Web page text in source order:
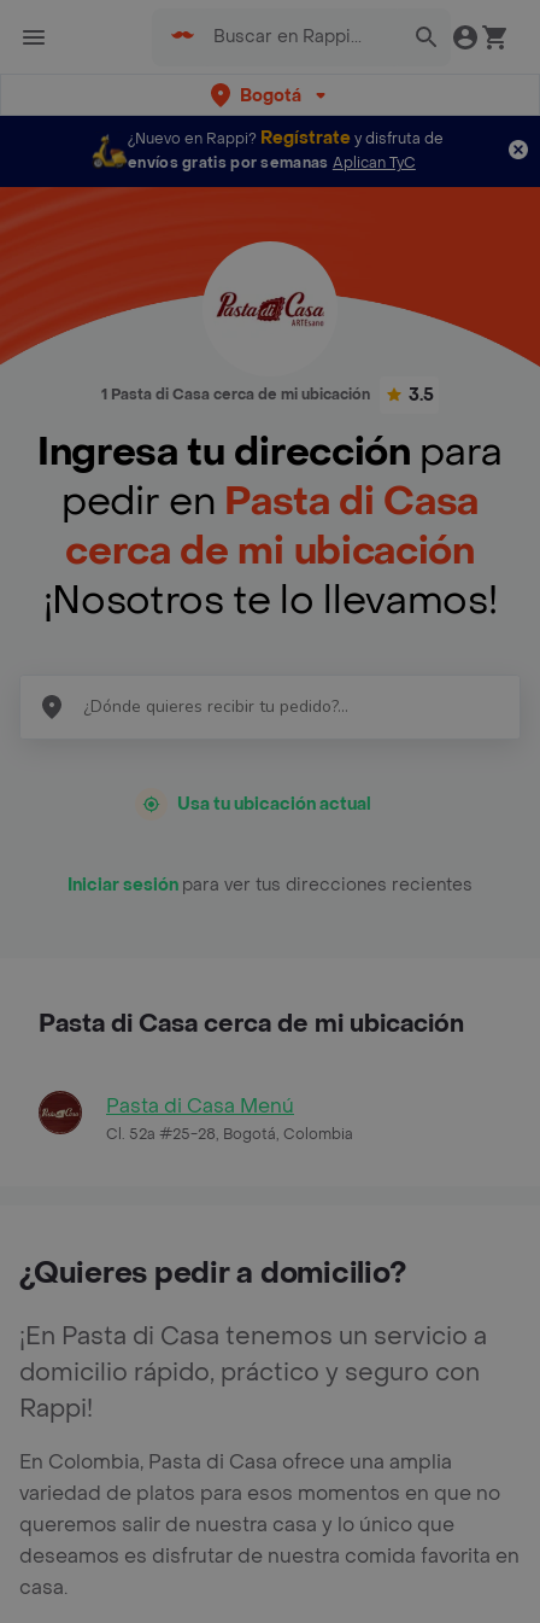
Bogotá
¿Nuevo en Rappi? Regístratey disfruta de
envíos gratis por semanas Aplican TyC
1 Pasta di Casa cerca de mi ubicación 3.5
Ingresa tu dirección para
pedir en Pasta di Casa
cerca de mi ubicación
¡Nosotros te lo llevamos!
Usa tu ubicación actual
Iniciar sesión para ver tus direcciones recientes
Pasta di Casa cerca de mi ubicación
Pasta di Casa Menú
Cl. 52a #25-28, Bogotá, Colombia
¿Quieres pedir a domicilio?
¡En Pasta di Casa tenemos un servicio a
domicilio rápido, práctico y seguro con
Rappi!
En Colombia, Pasta di Casa ofrece una amplia
variedad de platos para esos momentos en que no
queremos salir de nuestra casa y lo único que
deseamos es disfrutar de nuestra comida favorita en
casa.